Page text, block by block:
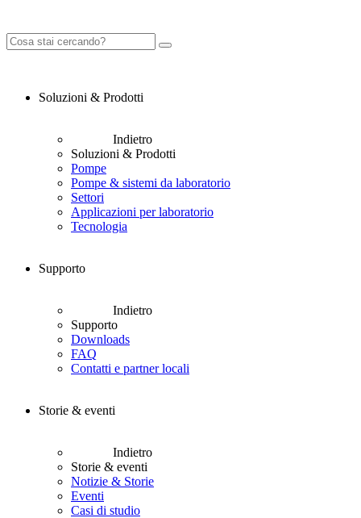
Soluzioni & Prodotti
Indietro
Soluzioni & Prodotti
Pompe
Pompe & sistemi da laboratorio
Settori
Applicazioni per laboratorio
Tecnologia
Supporto
Indietro
Supporto
Downloads
FAQ
Contatti e partner locali
Storie & eventi
Indietro
Storie & eventi
Notizie & Storie
Eventi
Casi di studio